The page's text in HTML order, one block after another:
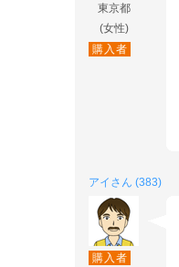
東京都
(女性)
購入者
アイさん (383)
購入者